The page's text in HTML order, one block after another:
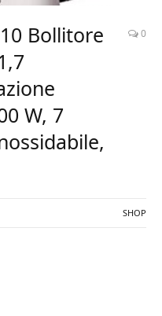
Bollitore
W, 7
0
SHOP